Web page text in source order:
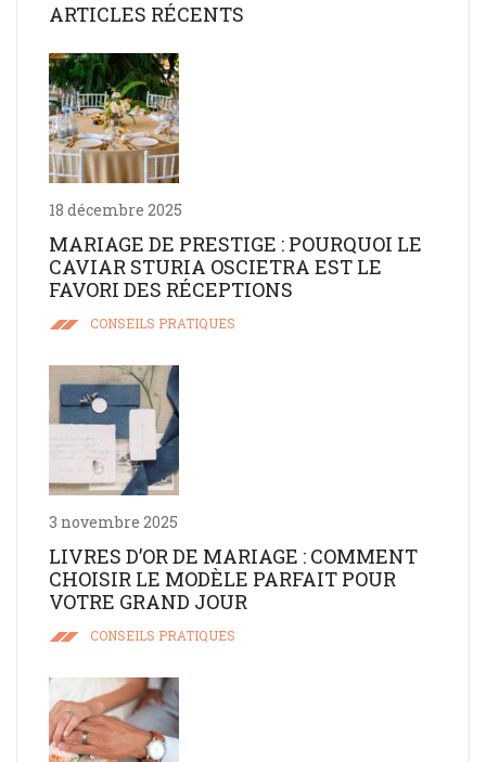
ARTICLES RÉCENTS
18 décembre 2025
MARIAGE DE PRESTIGE : POURQUOI LE
CAVIAR STURIA OSCIETRA EST LE
FAVORI DES RÉCEPTIONS
CONSEILS PRATIQUES
3 novembre 2025
LIVRES D’OR DE MARIAGE : COMMENT
CHOISIR LE MODÈLE PARFAIT POUR
VOTRE GRAND JOUR
CONSEILS PRATIQUES